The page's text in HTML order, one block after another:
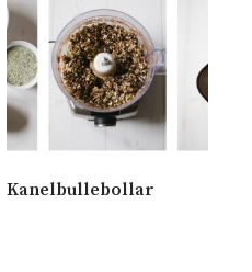
Kanelbullebollar